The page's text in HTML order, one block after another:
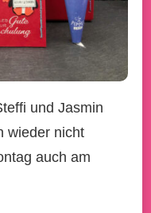
und Jasmin
wieder nicht
auch am